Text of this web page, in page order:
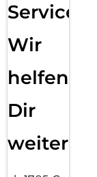
Service:
Wir
helfen
Dir
weiter